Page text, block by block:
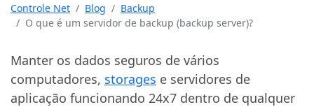
Controle Net Blog
Backup
O que é um servidor de backup (backup server)?
Manter os dados seguros de vários
computadores, storages e servidores de
aplicação funcionando 24x7 dentro de qualquer